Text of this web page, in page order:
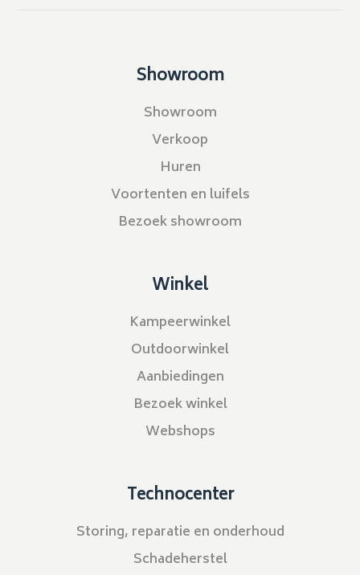
Showroom
Showroom
Verkoop
Huren
Voortenten en luifels
Bezoek showroom
Winkel
Kampeerwinkel
Outdoorwinkel
Aanbiedingen
Bezoek winkel
Webshops
Technocenter
Storing, reparatie en onderhoud
Schadeherstel